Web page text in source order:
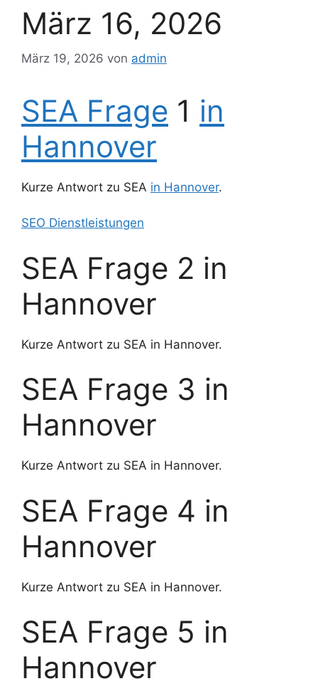
März 16, 2026
März 19, 2026 von admin
SEA Frage 1 in
Hannover
Kurze Antwort zu SEA in Hannover.
SEO Dienstleistungen
SEA Frage 2 in
Hannover
Kurze Antwort zu SEA in Hannover.
SEA Frage 3 in
Hannover
Kurze Antwort zu SEA in Hannover.
SEA Frage 4 in
Hannover
Kurze Antwort zu SEA in Hannover.
SEA Frage 5 in
Hannover